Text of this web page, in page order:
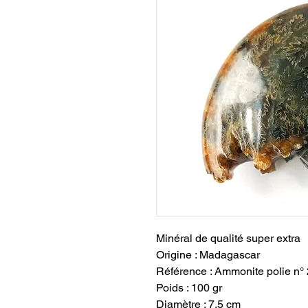
Minéral de qualité super extra
Origine : Madagascar
Référence : Ammonite polie n°
Poids : 100 gr
Diamètre : 7,5 cm